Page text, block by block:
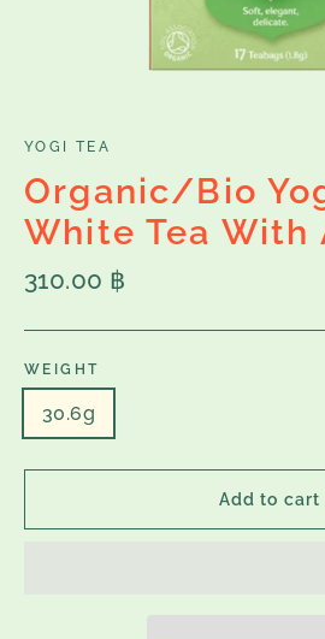
YOGI TEA
Organic/Bio
White Tea With
Regular
310.00 ฿
WEIGHT
30.6g
Add to cart